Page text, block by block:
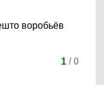
воробьёв
1/ 0